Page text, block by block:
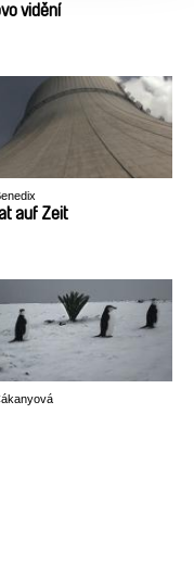
vidění
auf Zeit